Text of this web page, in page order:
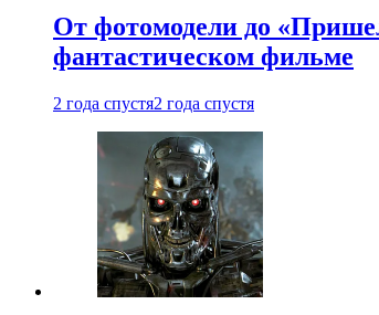
От фотомодели до
фантастическом фильме
2 года спустя2 года спустя